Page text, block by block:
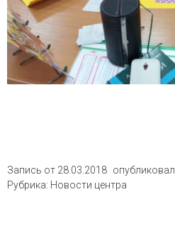
Запись от 28.03.2018 опубликовал
Рубрика: Новости центра